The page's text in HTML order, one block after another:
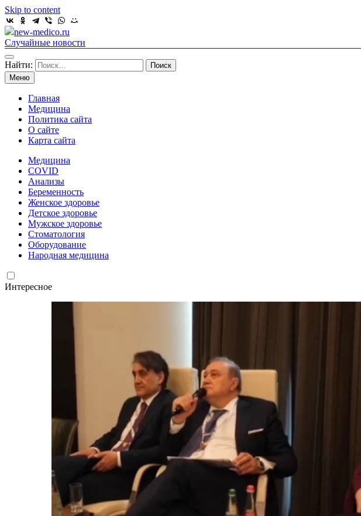
Skip to content
new-medico.ru
Случайные новости
Найти:
Меню
Главная
Медицина
Политика сайта
О сайте
Карта сайта
Медицина
COVID
Анализы
Беременность
Женское здоровье
Детское здоровье
Мужское здоровье
Стоматология
Оборудование
Народная медицина
Интересное